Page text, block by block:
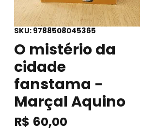
SKU: 9788508045365
O mistério da
cidade
fanstama -
Marçal Aquino
R$ 60,00